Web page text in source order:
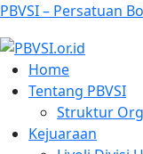
PBVSI – Persatuan
Home
Tentang PBVSI
Struktur
Kejuaraan